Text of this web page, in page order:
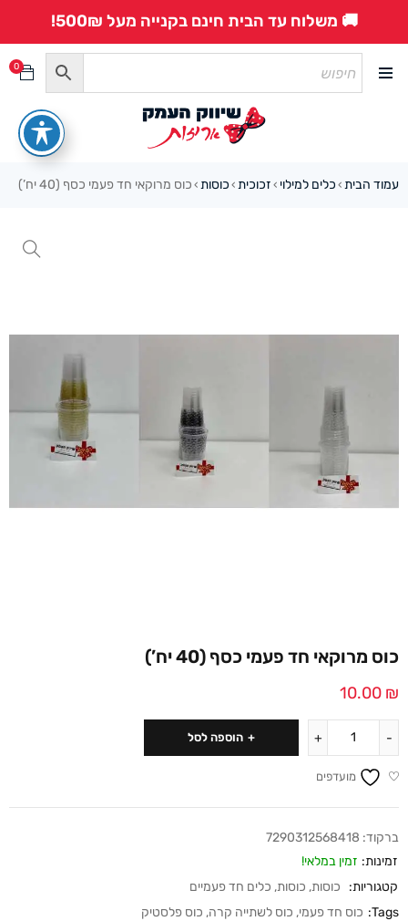
🚚 משלוח עד הבית חינם בקנייה מעל 500₪!
0
עמוד הבית › כלים למילוי › זכוכית › כוסות › כוס מרוקאי חד פעמי כסף (40 יח’)
כוס מרוקאי חד פעמי כסף (40 יח’)
10.00 ₪
הוספה לסל
מועדפים
ברקוד: 7290312568418
זמינות: זמין במלאי!
קטגוריות:
כוסות, כוסות, כלים חד פעמיים
Tags: כוס חד פעמי, כוס לשתייה קרה, כוס פלסטיק